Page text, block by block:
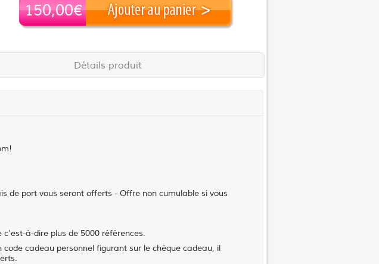
150,00€
Détails produit
de port vous seront offerts - Offre non cumulable si vous
à-dire plus de 5000 références.
cadeau personnel figurant sur le chèque cadeau, il